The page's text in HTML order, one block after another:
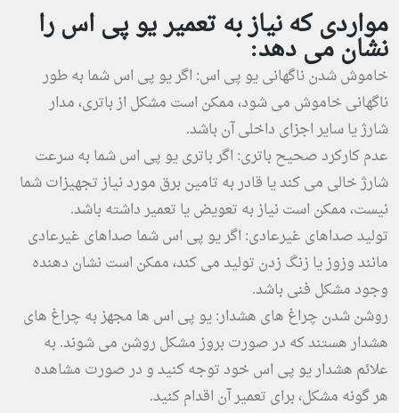
مواردی که نیاز به تعمیر یو پی اس را
نشان می دهد:
خاموش شدن ناگهانی یو پی اس: اگر یو پی اس شما به طور
ناگهانی خاموش می شود، ممکن است مشکل از باتری، مدار
شارژ یا سایر اجزای داخلی آن باشد.
عدم کارکرد صحیح باتری: اگر باتری یو پی اس شما به سرعت
شارژ خالی می کند یا قادر به تامین برق مورد نیاز تجهیزات شما
نیست، ممکن است نیاز به تعویض یا تعمیر داشته باشد.
تولید صداهای غیرعادی: اگر یو پی اس شما صداهای غیرعادی
مانند وزوز یا زنگ زدن تولید می کند، ممکن است نشان دهنده
وجود مشکل فنی باشد.
روشن شدن چراغ های هشدار: یو پی اس ها مجهز به چراغ های
هشدار هستند که در صورت بروز مشکل روشن می شوند. به
علائم هشدار یو پی اس خود توجه کنید و در صورت مشاهده
هر گونه مشکل، برای تعمیر آن اقدام کنید.